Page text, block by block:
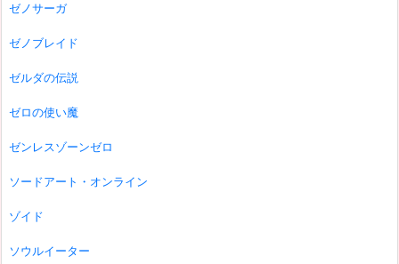
ゼノサーガ
ゼノブレイド
ゼルダの伝説
ゼロの使い魔
ゼンレスゾーンゼロ
ソードアート・オンライン
ゾイド
ソウルイーター